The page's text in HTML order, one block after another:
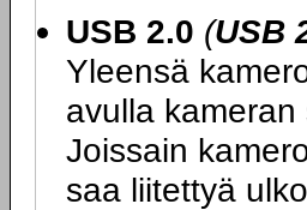
USB 2.0 (USB
Yleensä
avulla
Joissain
saa liitettyä